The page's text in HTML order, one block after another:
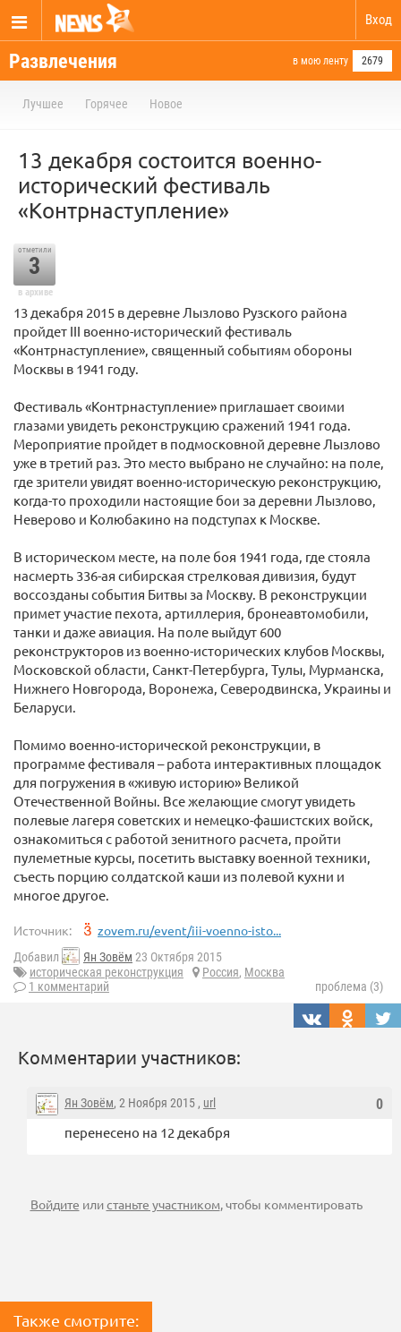
Вход
Развлечения в мою ленту 2679
Лучшее Горячее Новое
13 декабря состоится военно-
исторический фестиваль
«Контрнаступление»
отметили
3
в архиве
13 декабря 2015 в деревне Лызлово Рузского района
пройдет III военно-исторический фестиваль
«Контрнаступление», священный событиям обороны
Москвы в 1941 году.
Фестиваль «Контрнаступление» приглашает своими
глазами увидеть реконструкцию сражений 1941 года.
Мероприятие пройдет в подмосковной деревне Лызлово
уже в третий раз. Это место выбрано не случайно: на поле,
где зрители увидят военно-историческую реконструкцию,
когда-то проходили настоящие бои за деревни Лызлово,
Неверово и Колюбакино на подступах к Москве.
В историческом месте, на поле боя 1941 года, где стояла
насмерть 336-ая сибирская стрелковая дивизия, будут
воссозданы события Битвы за Москву. В реконструкции
примет участие пехота, артиллерия, бронеавтомобили,
танки и даже авиация. На поле выйдут 600
реконструкторов из военно-исторических клубов Москвы,
Московской области, Санкт-Петербурга, Тулы, Мурманска,
Нижнего Новгорода, Воронежа, Северодвинска, Украины и
Беларуси.
Помимо военно-исторической реконструкции, в
программе фестиваля – работа интерактивных площадок
для погружения в «живую историю» Великой
Отечественной Войны. Все желающие смогут увидеть
полевые лагеря советских и немецко-фашистских войск,
ознакомиться с работой зенитного расчета, пройти
пулеметные курсы, посетить выставку военной техники,
съесть порцию солдатской каши из полевой кухни и
многое другое.
Источник: zovem.ru/event/iii-voenno-isto...
Добавил Ян Зовём 23 Октября 2015
историческая реконструкция
Россия, Москва
1 комментарий
проблема (3)
Комментарии участников:
0
Ян Зовём, 2 Ноября 2015 , url
перенесено на 12 декабря
Войдите илистаньте участником, чтобы комментировать
Также смотрите: